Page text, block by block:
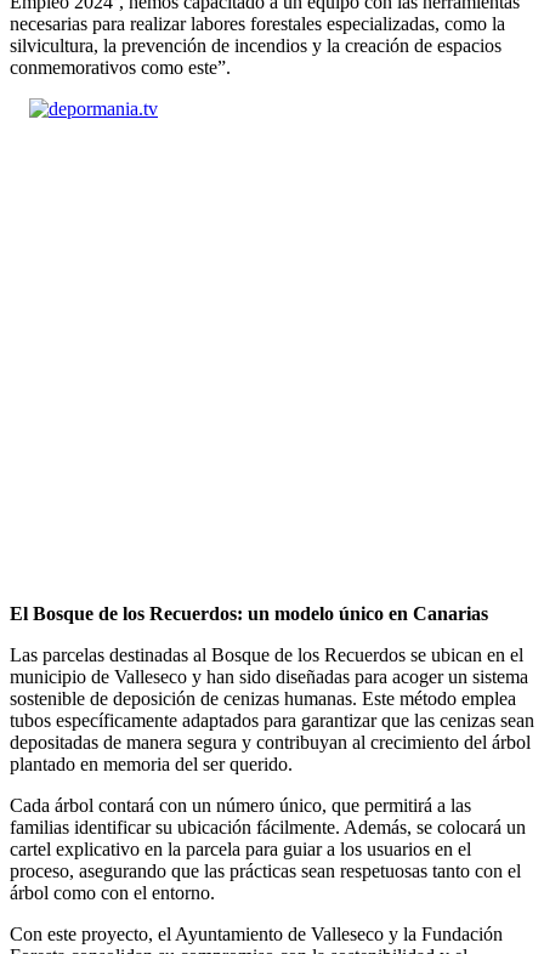
necesarias para realizar labores forestales especializadas, como la
silvicultura, la prevención de incendios y la creación de espacios
conmemorativos como este”.
El Bosque de los Recuerdos: un modelo único en Canarias
Las parcelas destinadas al Bosque de los Recuerdos se ubican en el
municipio de Valleseco y han sido diseñadas para acoger un sistema
sostenible de deposición de cenizas humanas. Este método emplea
tubos específicamente adaptados para garantizar que las cenizas sean
depositadas de manera segura y contribuyan al crecimiento del árbol
plantado en memoria del ser querido.
Cada árbol contará con un número único, que permitirá a las
familias identificar su ubicación fácilmente. Además, se colocará un
cartel explicativo en la parcela para guiar a los usuarios en el
proceso, asegurando que las prácticas sean respetuosas tanto con el
árbol como con el entorno.
Con este proyecto, el Ayuntamiento de Valleseco y la Fundación